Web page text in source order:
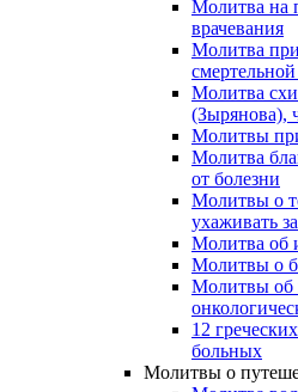
Молитва на
врачевания
Молитва
Молитва
(Зырянова),
Молитвы
Молитва
от болезни
Молитвы о
ухаживать
Молитва об
Молитвы о
Молитвы об
12
больных
Молитвы о